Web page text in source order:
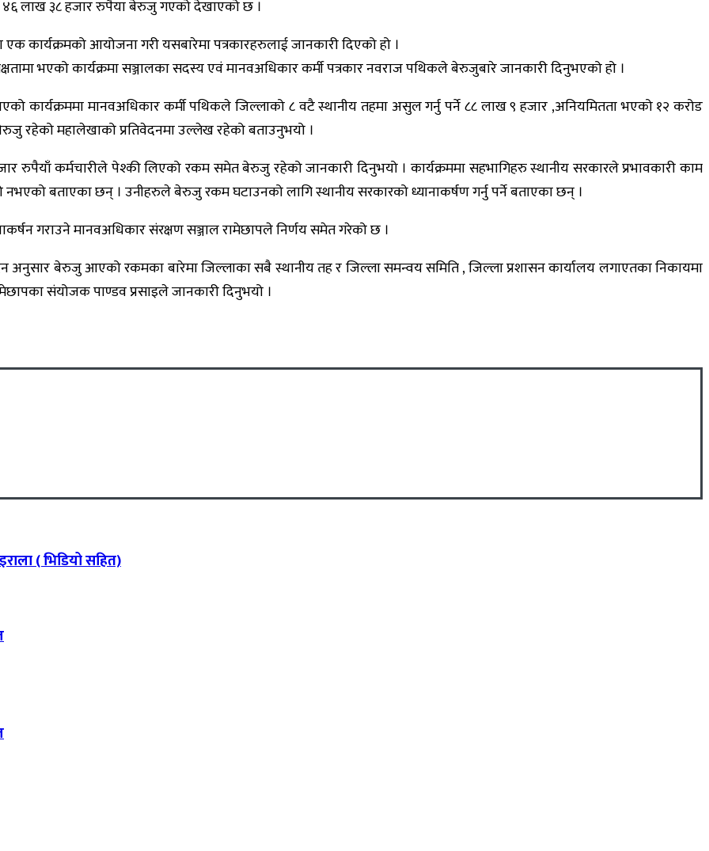
४६ लाख ३८ हजार रुपैया बेरुजु गएको देखाएको छ ।
कार्यक्रमको आयोजना गरी यसबारेमा पत्रकारहरुलाई जानकारी दिएको हो ।
भएको कार्यक्रमा सञ्जालका सदस्य एवं मानवअधिकार कर्मी पत्रकार नवराज पथिकले बेरुजुबारे जानकारी दिनुभएको हो ।
कार्यक्रममा मानवअधिकार कर्मी पथिकले जिल्लाको ८ वटै स्थानीय तहमा असुल गर्नु पर्ने ८८ लाख ९ हजार ,अनियमितता भएको १२ करोड
रहेको महालेखाको प्रतिवेदनमा उल्लेख रहेको बताउनुभयो ।
कर्मचारीले पेश्की लिएको रकम समेत बेरुजु रहेको जानकारी दिनुभयो । कार्यक्रममा सहभागिहरु स्थानीय सरकारले प्रभावकारी काम
बताएका छन् । उनीहरुले बेरुजु रकम घटाउनको लागि स्थानीय सरकारको ध्यानाकर्षण गर्नु पर्ने बताएका छन् ।
गराउने मानवअधिकार संरक्षण सञ्जाल रामेछापले निर्णय समेत गरेको छ ।
अनुसार बेरुजु आएको रकमका बारेमा जिल्लाका सबै स्थानीय तह र जिल्ला समन्वय समिति , जिल्ला प्रशासन कार्यालय लगाएतका निकायमा
संयोजक पाण्डव प्रसाइले जानकारी दिनुभयो ।
( भिडियो सहित)